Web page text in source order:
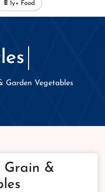
🍼 1y+ Food
Garden Vegetables
Grain &